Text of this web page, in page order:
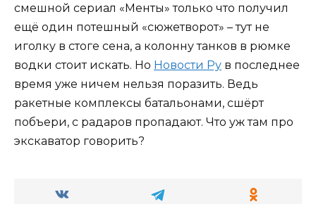
смешной сериал «Менты» только что получил
ещё один потешный «сюжетворот» – тут не
иголку в стоге сена, а колонну танков в рюмке
водки стоит искать. Но Новости Ру в последнее
время уже ничем нельзя поразить. Ведь
ракетные комплексы батальонами, сшёрт
побъери, с радаров пропадают. Что уж там про
экскаватор говорить?